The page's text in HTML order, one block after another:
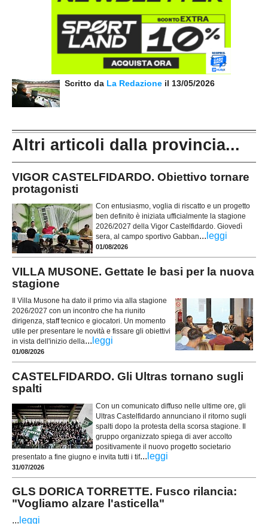
Scritto da La Redazione il 13/05/2026
Altri articoli dalla provincia...
VIGOR CASTELFIDARDO. Obiettivo tornare
protagonisti
Con entusiasmo, voglia di riscatto e un progetto
ben definito è iniziata ufficialmente la stagione
2026/2027 della Vigor Castelfidardo. Giovedì
sera, al campo sportivo Gabban... leggi
01/08/2026
VILLA MUSONE. Gettate le basi per la nuova
stagione
Il Villa Musone ha dato il primo via alla stagione
2026/2027 con un incontro che ha riunito
dirigenza, staff tecnico e giocatori. Un momento
utile per presentare le novità e fissare gli obiettivi
in vista dell'inizio della... leggi
01/08/2026
CASTELFIDARDO. Gli Ultras tornano sugli
spalti
Con un comunicato diffuso nelle ultime ore, gli
Ultras Castelfidardo annunciano il ritorno sugli
spalti dopo la protesta della scorsa stagione. Il
gruppo organizzato spiega di aver accolto
positivamente il nuovo progetto societario
presentato a fine giugno e invita tutti i tif... leggi
31/07/2026
GLS DORICA TORRETTE. Fusco rilancia:
"Vogliamo alzare l'asticella"
... leggi